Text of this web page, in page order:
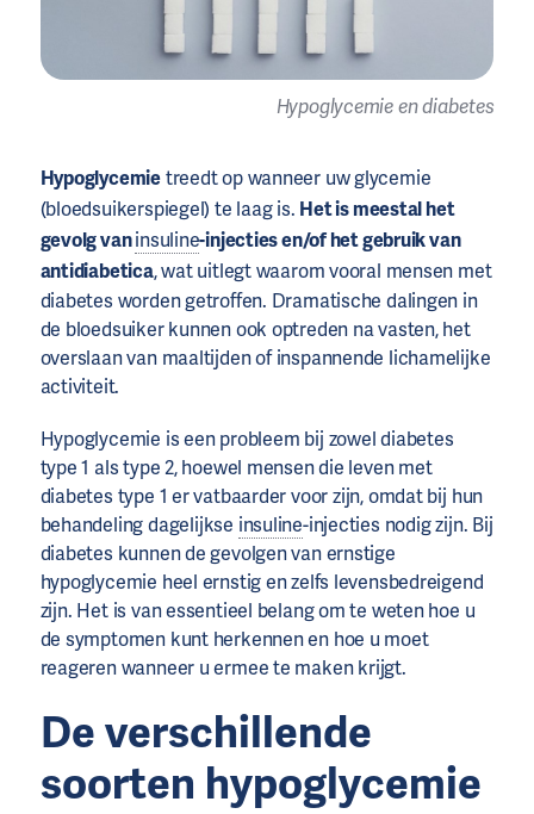
Hypoglycemie en diabetes
Hypoglycemietreedt op wanneer uw glycemie
(bloedsuikerspiegel) te laag is. Het is meestal het
gevolg vaninsuline-injecties en/of het gebruik van
antidiabetica, wat uitlegt waarom vooral mensen met
diabetes worden getroffen. Dramatische dalingen in
de bloedsuiker kunnen ook optreden na vasten, het
overslaan van maaltijden of inspannende lichamelijke
activiteit.
Hypoglycemie is een probleem bij zowel diabetes
type 1 als type 2, hoewel mensen die leven met
diabetes type 1 er vatbaarder voor zijn, omdat bij hun
behandeling dagelijkse insuline-injecties nodig zijn. Bij
diabetes kunnen de gevolgen van ernstige
hypoglycemie heel ernstig en zelfs levensbedreigend
zijn. Het is van essentieel belang om te weten hoe u
de symptomen kunt herkennen en hoe u moet
reageren wanneer u ermee te maken krijgt.
De verschillende
soorten hypoglycemie